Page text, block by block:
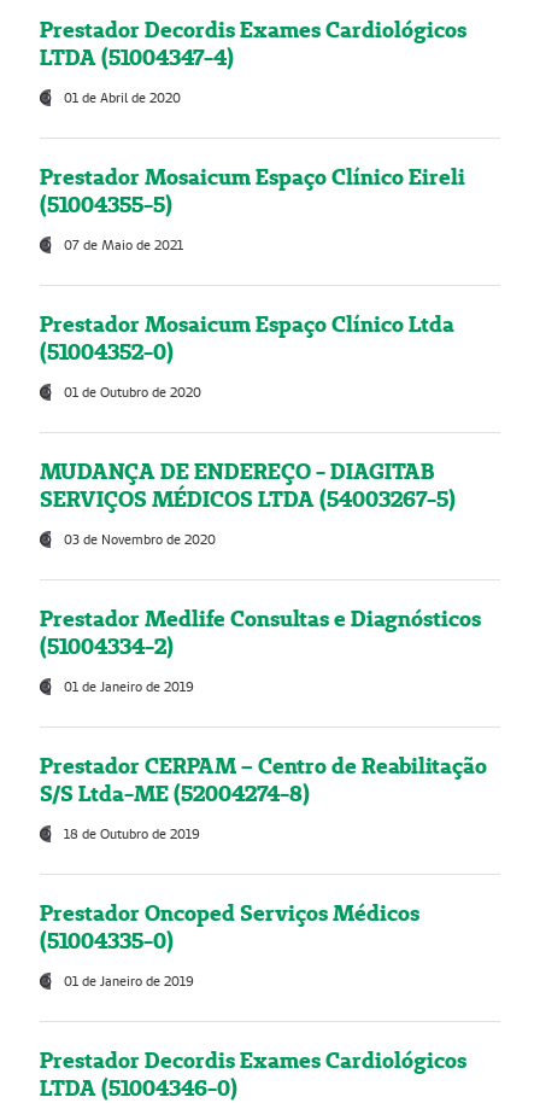
Prestador Decordis Exames Cardiológicos
LTDA (51004347-4)
01 de Abril de 2020
Prestador Mosaicum Espaço Clínico Eireli
(51004355-5)
07 de Maio de 2021
Prestador Mosaicum Espaço Clínico Ltda
(51004352-0)
01 de Outubro de 2020
MUDANÇA DE ENDEREÇO - DIAGITAB
SERVIÇOS MÉDICOS LTDA (54003267-5)
03 de Novembro de 2020
Prestador Medlife Consultas e Diagnósticos
(51004334-2)
01 de Janeiro de 2019
Prestador CERPAM – Centro de Reabilitação
S/S Ltda-ME (52004274-8)
18 de Outubro de 2019
Prestador Oncoped Serviços Médicos
(51004335-0)
01 de Janeiro de 2019
Prestador Decordis Exames Cardiológicos
LTDA (51004346-0)